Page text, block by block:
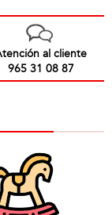
al cliente
965 31 08 87